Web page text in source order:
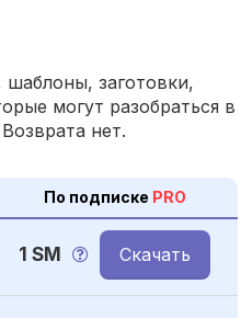
заготовки,
могут разобраться в
нет.
По подписке PRO
1 SM Скачать